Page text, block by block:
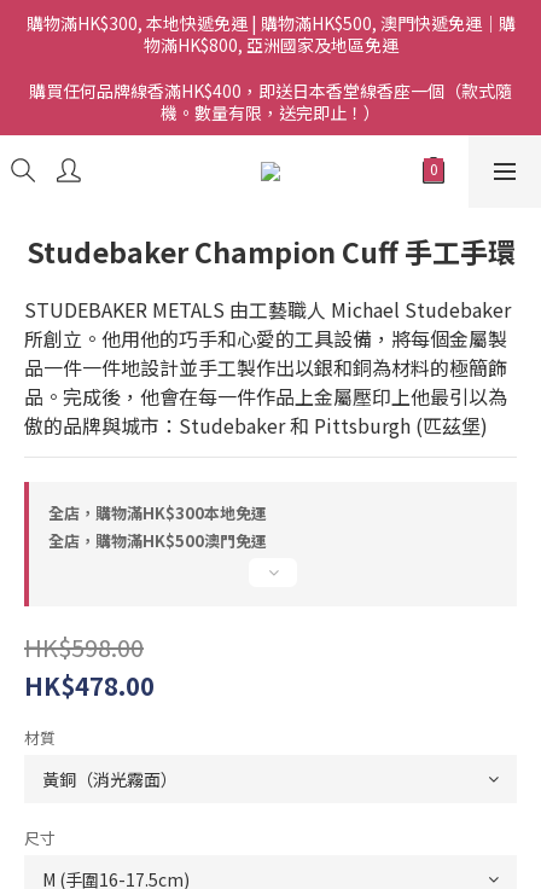
購物滿HK$300, 本地快遞免運 | 購物滿HK$500, 澳門快遞免運｜購
物滿HK$800, 亞洲國家及地區免運
購買任何品牌線香滿HK$400，即送日本香堂線香座一個（款式隨
機。數量有限，送完即止！）
Studebaker Champion Cuff 手工手環
STUDEBAKER METALS 由工藝職人 Michael Studebaker
所創立。他用他的巧手和心愛的工具設備，將每個金屬製
品一件一件地設計並手工製作出以銀和銅為材料的極簡飾
品。完成後，他會在每一件作品上金屬壓印上他最引以為
傲的品牌與城市：Studebaker 和 Pittsburgh (匹茲堡)
全店，購物滿HK$300本地免運
全店，購物滿HK$500澳門免運
HK$598.00
HK$478.00
材質
尺寸